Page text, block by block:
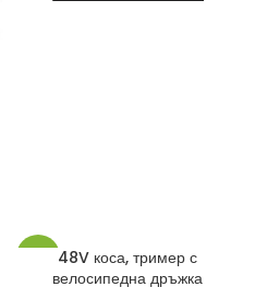
48V коса, тример с
велосипедна дръжка